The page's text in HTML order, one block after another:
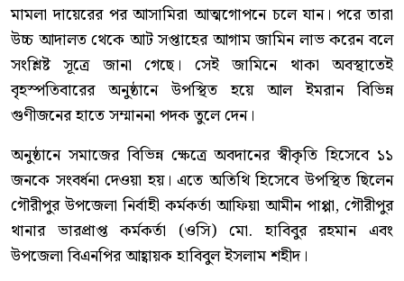
মামলা দায়েরের পর আসামিরা আত্মগোপনে চলে যান। পরে তারা
উচ্চ আদালত থেকে আট সপ্তাহের আগাম জামিন লাভ করেন বলে
সংশ্লিষ্ট সূত্রে জানা গেছে। সেই জামিনে থাকা অবস্থাতেই
বৃহস্পতিবারের অনুষ্ঠানে উপস্থিত হয়ে আল ইমরান বিভিন্ন
গুণীজনের হাতে সম্মাননা পদক তুলে দেন।
অনুষ্ঠানে সমাজের বিভিন্ন ক্ষেত্রে অবদানের স্বীকৃতি হিসেবে ১১
জনকে সংবর্ধনা দেওয়া হয়। এতে অতিথি হিসেবে উপস্থিত ছিলেন
গৌরীপুর উপজেলা নির্বাহী কর্মকর্তা আফিয়া আমীন পাপ্পা, গৌরীপুর
থানার ভারপ্রাপ্ত কর্মকর্তা (ওসি) মো. হাবিবুর রহমান এবং
উপজেলা বিএনপির আহ্বায়ক হাবিবুল ইসলাম শহীদ।